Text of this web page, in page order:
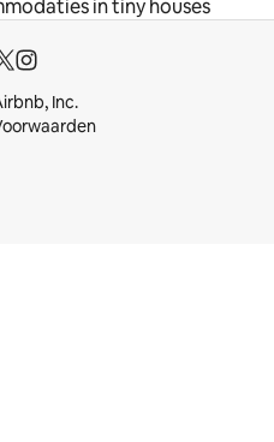
in tiny houses
Inc.